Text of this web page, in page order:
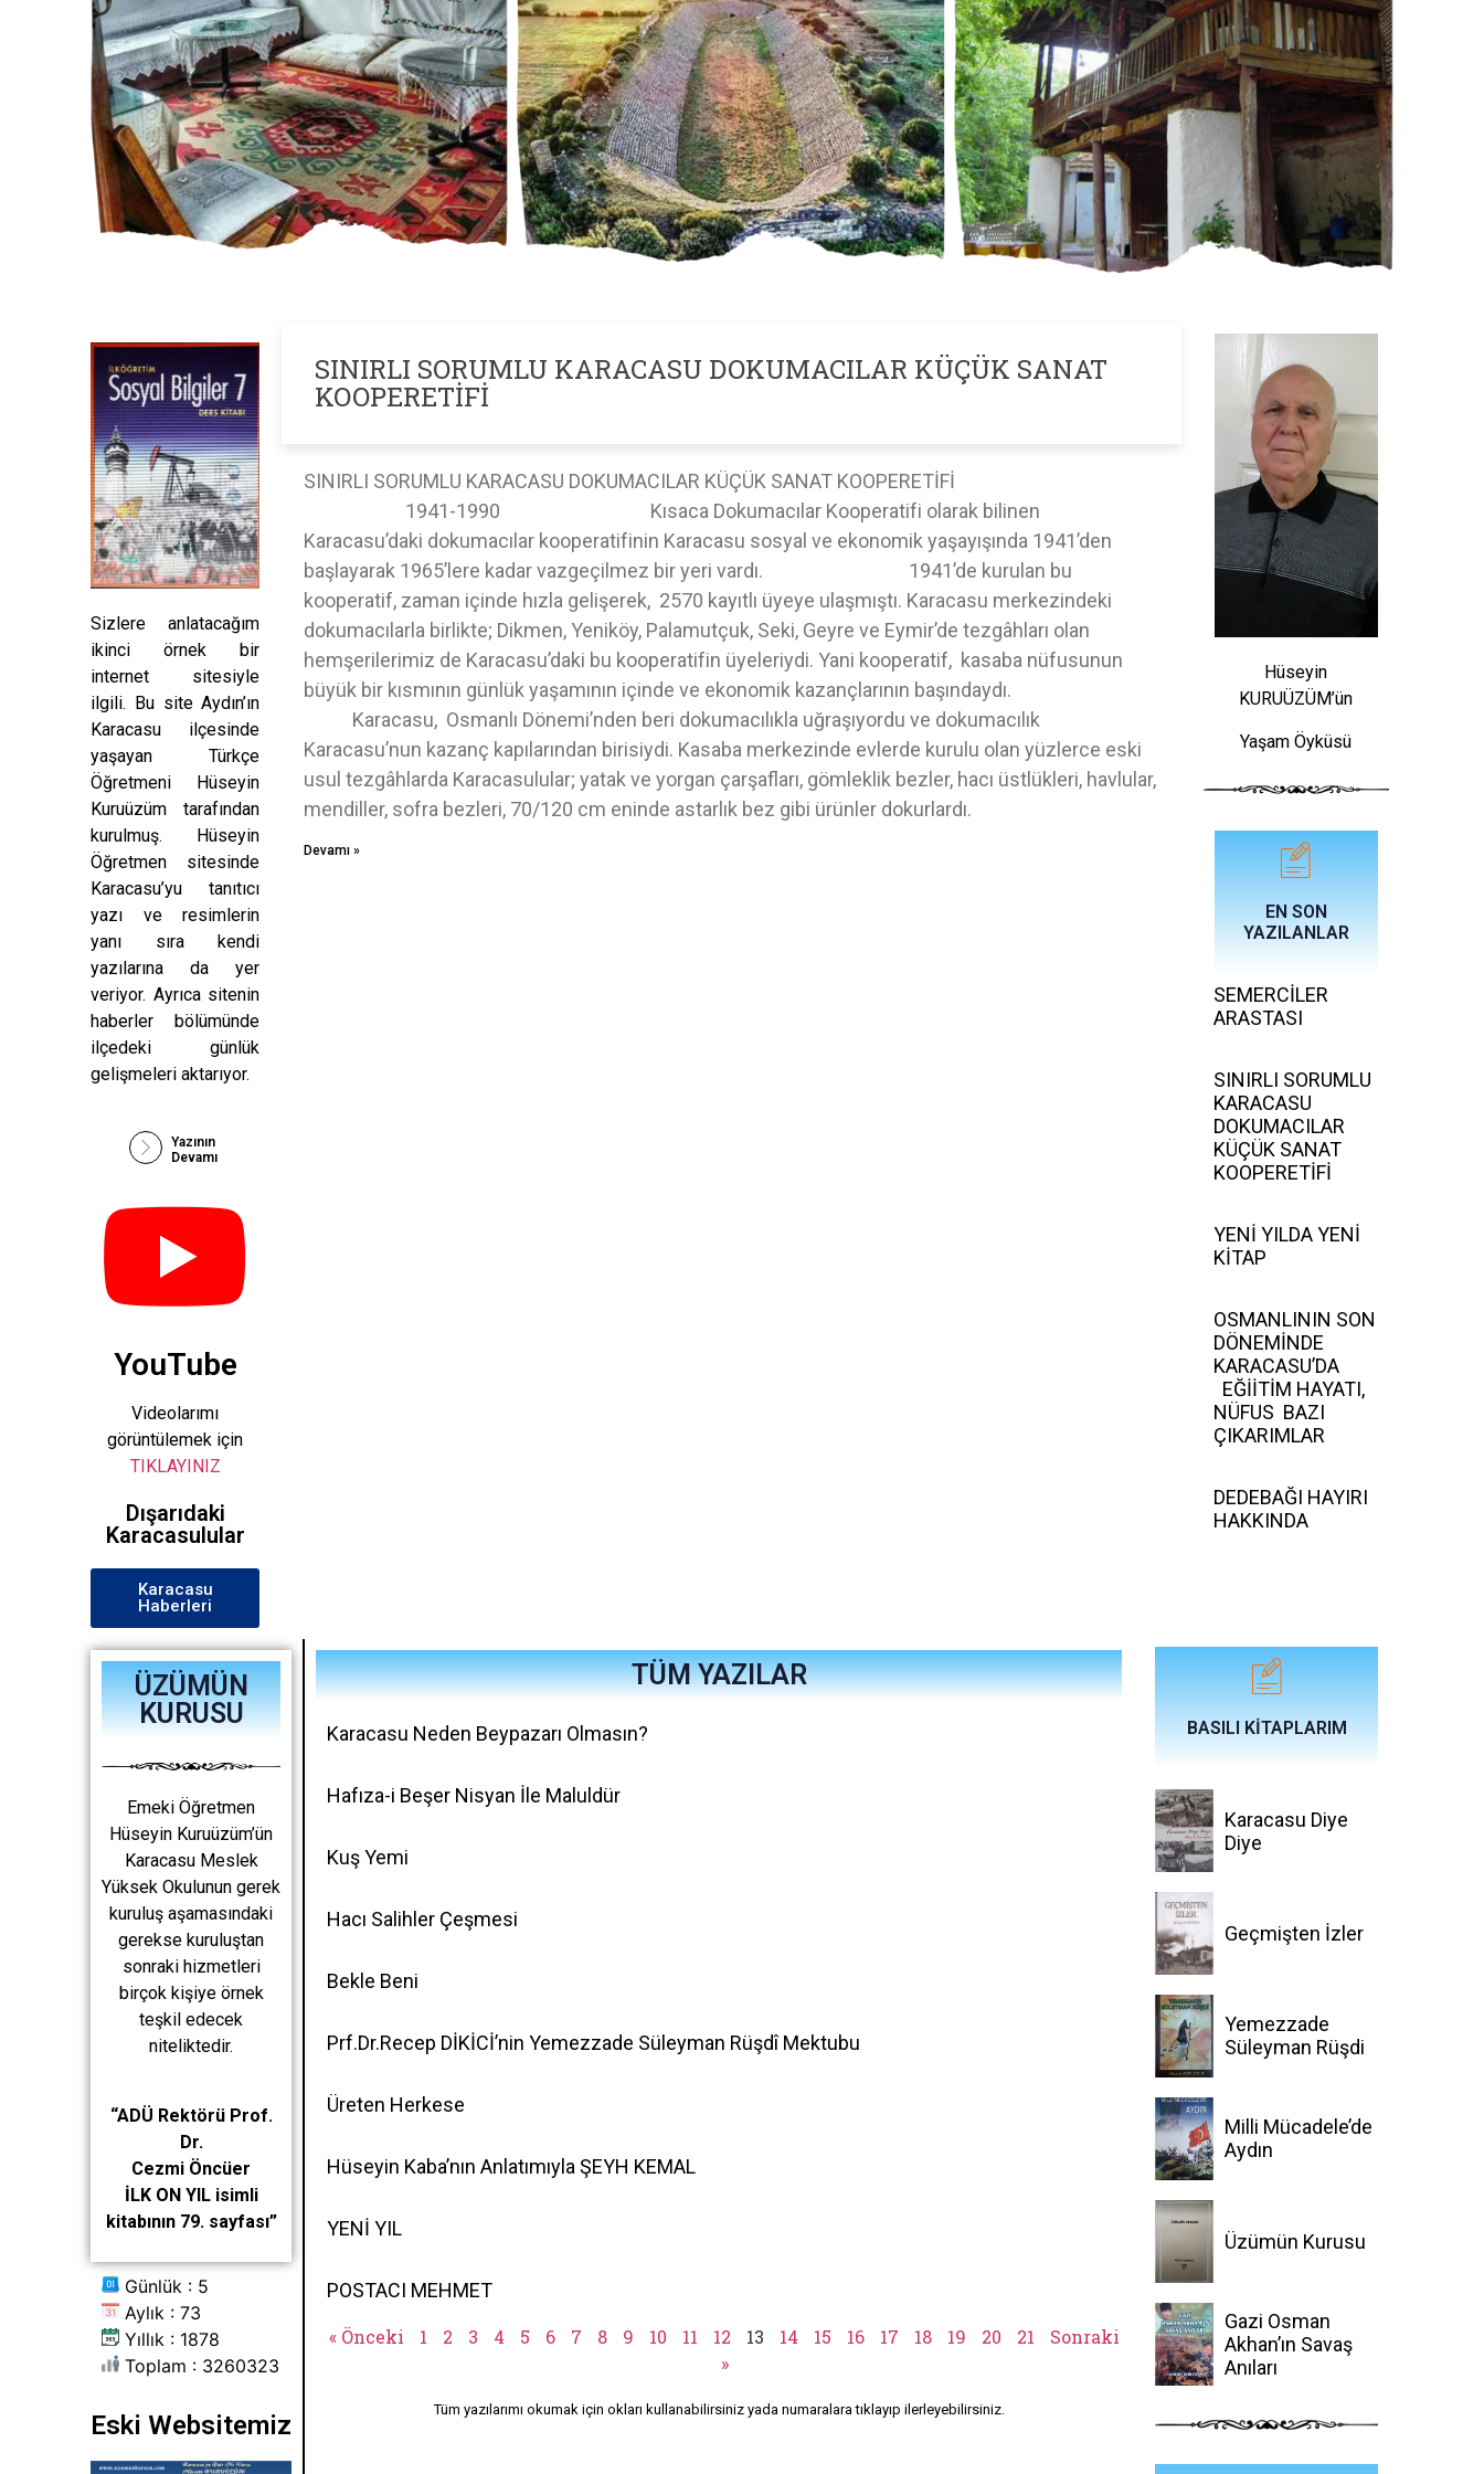
Sizlere anlatacağım
ikinci örnek bir
internet sitesiyle
ilgili. Bu site Aydın’ın
Karacasu ilçesinde
yaşayan Türkçe
Öğretmeni Hüseyin
Kuruüzüm tarafından
kurulmuş. Hüseyin
Öğretmen sitesinde
Karacasu’yu tanıtıcı
yazı ve resimlerin
yanı sıra kendi
yazılarına da yer
veriyor. Ayrıca sitenin
haberler bölümünde
ilçedeki günlük
gelişmeleri aktarıyor.
Yazının
Devamı
YouTube
Videolarımı
görüntülemek için
TIKLAYINIZ
Dışarıdaki
Karacasulular
Karacasu
Haberleri
SINIRLI SORUMLU KARACASU DOKUMACILAR KÜÇÜK SANAT
KOOPERETİFİ
SINIRLI SORUMLU KARACASU DOKUMACILAR KÜÇÜK SANAT KOOPERETİFİ
1941-1990 Kısaca Dokumacılar Kooperatifi olarak bilinen
Karacasu’daki dokumacılar kooperatifinin Karacasu sosyal ve ekonomik yaşayışında 1941’den
başlayarak 1965’lere kadar vazgeçilmez bir yeri vardı. 1941’de kurulan bu
kooperatif, zaman içinde hızla gelişerek, 2570 kayıtlı üyeye ulaşmıştı. Karacasu merkezindeki
dokumacılarla birlikte; Dikmen, Yeniköy, Palamutçuk, Seki, Geyre ve Eymir’de tezgâhları olan
hemşerilerimiz de Karacasu’daki bu kooperatifin üyeleriydi. Yani kooperatif, kasaba nüfusunun
büyük bir kısmının günlük yaşamının içinde ve ekonomik kazançlarının başındaydı.
Karacasu, Osmanlı Dönemi’nden beri dokumacılıkla uğraşıyordu ve dokumacılık
Karacasu’nun kazanç kapılarından birisiydi. Kasaba merkezinde evlerde kurulu olan yüzlerce eski
usul tezgâhlarda Karacasulular; yatak ve yorgan çarşafları, gömleklik bezler, hacı üstlükleri, havlular,
mendiller, sofra bezleri, 70/120 cm eninde astarlık bez gibi ürünler dokurlardı.
Devamı »
Hüseyin
KURUÜZÜM’ün
Yaşam Öyküsü
EN SON
YAZILANLAR
SEMERCİLER
ARASTASI
SINIRLI SORUMLU
KARACASU
DOKUMACILAR
KÜÇÜK SANAT
KOOPERETİFİ
YENİ YILDA YENİ
KİTAP
OSMANLININ SON
DÖNEMİNDE
KARACASU’DA
EĞİİTİM HAYATI,
NÜFUS BAZI
ÇIKARIMLAR
DEDEBAĞI HAYIRI
HAKKINDA
ÜZÜMÜN
KURUSU
Emeki Öğretmen
Hüseyin Kuruüzüm’ün
Karacasu Meslek
Yüksek Okulunun gerek
kuruluş aşamasındaki
gerekse kuruluştan
sonraki hizmetleri
birçok kişiye örnek
teşkil edecek
niteliktedir.
“ADÜ Rektörü Prof.
Dr.
Cezmi Öncüer
İLK ON YIL isimli
kitabının 79. sayfası”
Günlük : 5
Aylık : 73
Yıllık : 1878
Toplam : 3260323
Eski Websitemiz
TÜM YAZILAR
Karacasu Neden Beypazarı Olmasın?
Hafıza-i Beşer Nisyan İle Maluldür
Kuş Yemi
Hacı Salihler Çeşmesi
Bekle Beni
Prf.Dr.Recep DİKİCİ’nin Yemezzade Süleyman Rüşdî Mektubu
Üreten Herkese
Hüseyin Kaba’nın Anlatımıyla ŞEYH KEMAL
YENİ YIL
POSTACI MEHMET
« Önceki
1 2 3 4 5 6 7 8 9 10 11 12 13 14 15 16 17 18 19 20 21
Sonraki
»
Tüm yazılarımı okumak için okları kullanabilirsiniz yada numaralara tıklayıp ilerleyebilirsiniz.
BASILI KİTAPLARIM
Karacasu Diye
Diye
Geçmişten İzler
Yemezzade
Süleyman Rüşdi
Milli Mücadele’de
Aydın
Üzümün Kurusu
Gazi Osman
Akhan’ın Savaş
Anıları